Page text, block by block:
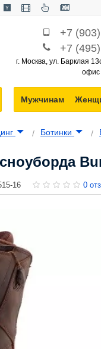
+7
+7
г. Москва, ул. Барклая
офис
Мужчинам
Ботинки
16 0